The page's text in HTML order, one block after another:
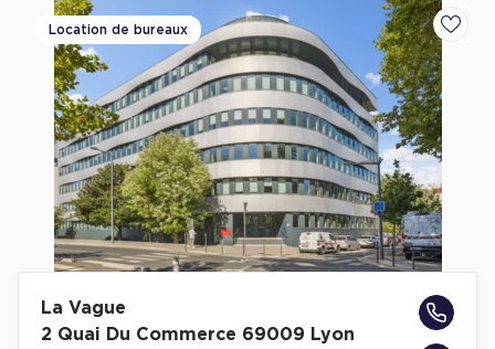
Location de bureaux
La Vague
2 Quai Du Commerce 69009 Lyon